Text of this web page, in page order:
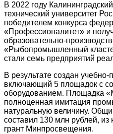
В 2022 году
технический университет
победителем конкурса
«Профессионалитет» и
образовательно-
«Рыбопромышленный
стали семь предприятий
В результате создан
включающий 5 площадок с
оборудованием. Площадка
полноценная имитация
натуральную величину.
составил 130 млн рублей,
грант Минпросвещения.